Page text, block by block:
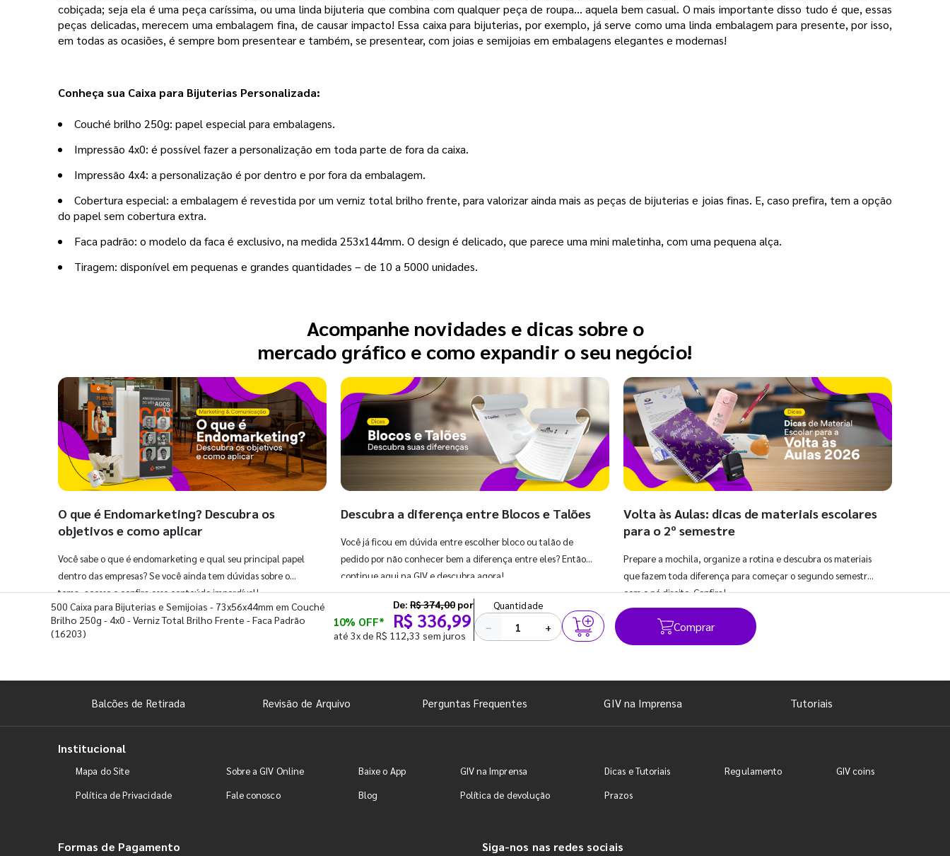
cobiçada; seja ela é uma peça caríssima, ou uma linda bijuteria que combina com qualquer peça de roupa... aquela bem casual. O mais importante disso tudo é que, essas
peças delicadas, merecem uma embalagem fina, de causar impacto! Essa caixa para bijuterias, por exemplo, já serve como uma linda embalagem para presente, por isso,
em todas as ocasiões, é sempre bom presentear e também, se presentear, com joias e semijoias em embalagens elegantes e modernas!
Conheça sua Caixa para Bijuterias Personalizada:
Couché brilho 250g: papel especial para embalagens.
Impressão 4x0: é possível fazer a personalização em toda parte de fora da caixa.
Impressão 4x4: a personalização é por dentro e por fora da embalagem.
Cobertura especial: a embalagem é revestida por um verniz total brilho frente, para valorizar ainda mais as peças de bijuterias e joias finas. E, caso prefira, tem a opção
do papel sem cobertura extra.
Faca padrão: o modelo da faca é exclusivo, na medida 253x144mm. O design é delicado, que parece uma mini maletinha, com uma pequena alça.
Tiragem: disponível em pequenas e grandes quantidades – de 10 a 5000 unidades.
Acompanhe novidades e dicas sobre o
mercado gráfico e como expandir o seu negócio!
O que é Endomarketing? Descubra os
objetivos e como aplicar
Você sabe o que é endomarketing e qual seu principal papel
dentro das empresas? Se você ainda tem dúvidas sobre o
tema, acesse e confira esse conteúdo imperdível!
Descubra a diferença entre Blocos e Talões
Você já ficou em dúvida entre escolher bloco ou talão de
pedido por não conhecer bem a diferença entre eles? Então,
continue aqui na GIV e descubra agora!
Volta às Aulas: dicas de materiais escolares
para o 2º semestre
Prepare a mochila, organize a rotina e descubra os materiais
que fazem toda diferença para começar o segundo semestre
com o pé direito. Confira!
500 Caixa para Bijuterias e Semijoias - 73x56x44mm em Couché
Brilho 250g - 4x0 - Verniz Total Brilho Frente - Faca Padrão
(16203)
10% OFF*
De: R$ 374,00 por
R$ 336,99
até 3x de R$ 112,33 sem juros
Quantidade
− + Comprar
Balcões de Retirada Revisão de Arquivo Perguntas Frequentes GIV na Imprensa Tutoriais
Institucional
Mapa do Site Sobre a GIV Online Baixe o App GIV na Imprensa Dicas e Tutoriais Regulamento
GIV coins
Política de Privacidade
Fale conosco Blog Política de devolução Prazos
Formas de Pagamento Siga-nos nas redes sociais